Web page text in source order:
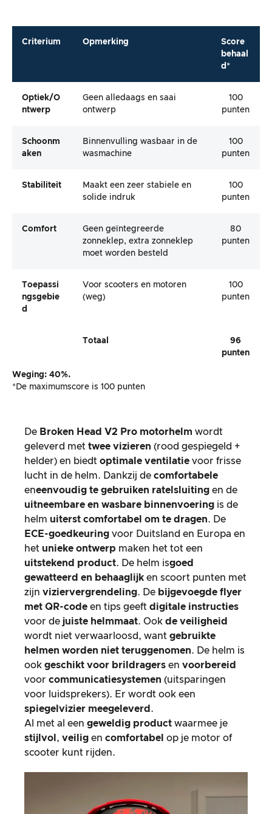
Criterium Opmerking
Score
behaal
d*
Optiek/o
Ntwerp
Geen alledaags en saai
ontwerp
100
punten
Schoonm
Aken
Binnenvulling wasbaar in de
wasmachine
100
punten
Stabiliteit
Maakt een zeer stabiele en
solide indruk
100
punten
Comfort
Geen geïntegreerde
zonneklep, extra zonneklep
moet worden besteld
80
punten
Toepassi
Ngsgebie
D
Voor scooters en motoren
(weg)
100
punten
Totaal
96
punten
Weging: 40%.
*De maximumscore is 100 punten
De Broken Head V2 Pro motorhelm wordt
geleverd met twee vizieren (rood gespiegeld +
helder) en biedt optimale ventilatie voor frisse
lucht in de helm. Dankzij de comfortabele
eneenvoudig te gebruiken ratelsluiting en de
uitneembare en wasbare binnenvoering is de
helm uiterst comfortabel om te dragen. De
ECE-goedkeuring voor Duitsland en Europa en
het unieke ontwerp maken het tot een
uitstekend product. De helm isgoed
gewatteerd en behaaglijk en scoort punten met
zijn viziervergrendeling. De bijgevoegde flyer
met QR-code en tips geeft digitale instructies
voor de juiste helmmaat. Ook de veiligheid
wordt niet verwaarloosd, want gebruikte
helmen worden niet teruggenomen. De helm is
ook geschikt voor brildragers en voorbereid
voor communicatiesystemen (uitsparingen
voor luidsprekers). Er wordt ook een
spiegelvizier meegeleverd .
Al met al een geweldig product waarmee je
stijlvol , veilig en comfortabel op je motor of
scooter kunt rijden.